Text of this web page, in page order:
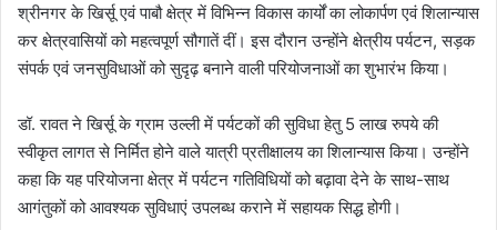
श्रीनगर के खिर्सू एवं पाबौ क्षेत्र में विभिन्न विकास कार्यों का लोकार्पण एवं शिलान्यास
कर क्षेत्रवासियों को महत्वपूर्ण सौगातें दीं। इस दौरान उन्होंने क्षेत्रीय पर्यटन, सड़क
संपर्क एवं जनसुविधाओं को सुदृढ़ बनाने वाली परियोजनाओं का शुभारंभ किया।
डॉ. रावत ने खिर्सू के ग्राम उल्ली में पर्यटकों की सुविधा हेतु 5 लाख रुपये की
स्वीकृत लागत से निर्मित होने वाले यात्री प्रतीक्षालय का शिलान्यास किया। उन्होंने
कहा कि यह परियोजना क्षेत्र में पर्यटन गतिविधियों को बढ़ावा देने के साथ-साथ
आगंतुकों को आवश्यक सुविधाएं उपलब्ध कराने में सहायक सिद्ध होगी।